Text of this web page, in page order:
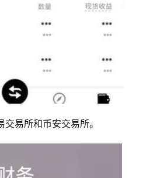
易所和币安交易所。